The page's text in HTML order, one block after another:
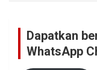
Dapatkan
WhatsApp